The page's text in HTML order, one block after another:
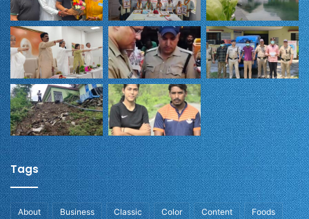
Tags
About Business Classic Color Content Foods